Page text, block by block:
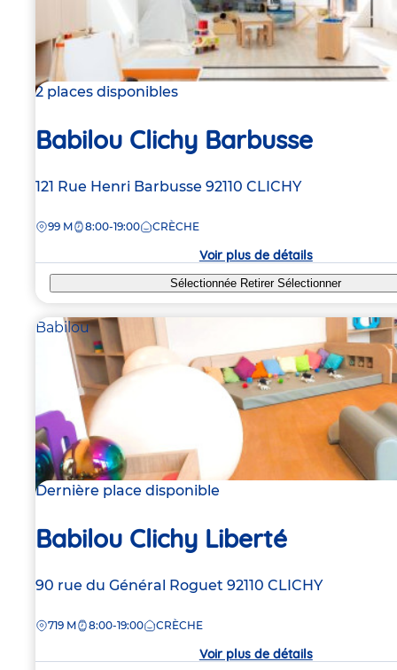
2 places disponibles
Babilou Clichy Barbusse
Adresse
la
121 Rue Henri Barbusse 92110 CLICHY
DISTANCE
99 M 8:00-19:00 CRÈCHE
Voir plus de détails
Sélectionnée RetirerSélectionner
Babilou
Dernière place disponible
Babilou Clichy Liberté
Adresse
la
90 rue du Général Roguet 92110 CLICHY
DISTANCE
719 M 8:00-19:00 CRÈCHE
Voir plus de détails